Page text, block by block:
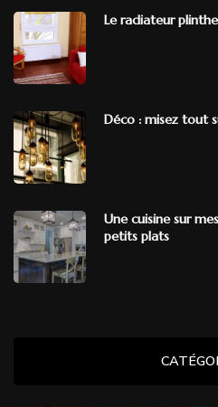
Le radiateur
Déco : misez tout
Une cuisine sur
petits plats